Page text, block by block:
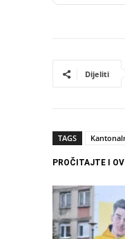
Dijeliti
TAGS
PROČITAJTE I